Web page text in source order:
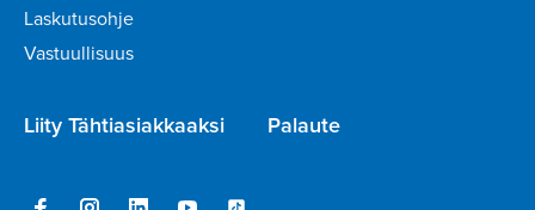
Laskutusohje
Vastuullisuus
Liity Tähtiasiakkaaksi Palaute